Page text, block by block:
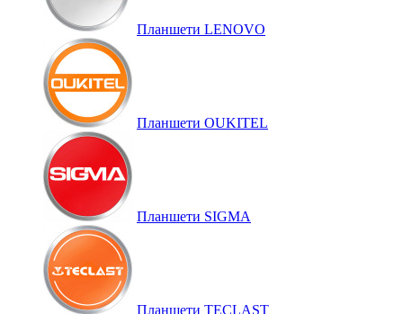
Планшети LENOVO
Планшети OUKITEL
Планшети SIGMA
Планшети TECLAST